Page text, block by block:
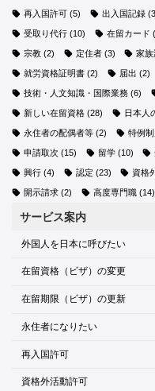
再入国許可 (5) 出入国記録
受取り代行 (10) 在留カード
宗教 (2) 定住者(3) 家
就労資格証明書 (2) 届出 (2)
技術・人文知識・国際業務 (6)
新しい在留資格 (28) 日本人
永住者の配偶者等 (2) 特例
申請取次 (15) 留学(10)
興行 (4) 認定 (23) 資格
開示請求 (2) 高度専門職(14)
サービス案内
外国人を日本に呼びたい
在留資格（ビザ）の変更
在留期限（ビザ）の更新
永住者になりたい
再入国許可
資格外活動許可